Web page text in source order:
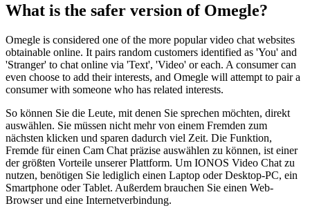
What is the safer version of Omegle?
Omegle is considered one of the more popular video chat websites
obtainable online. It pairs random customers identified as 'You' and
'Stranger' to chat online via 'Text', 'Video' or each. A consumer can
even choose to add their interests, and Omegle will attempt to pair a
consumer with someone who has related interests.
So können Sie die Leute, mit denen Sie sprechen möchten, direkt
auswählen. Sie müssen nicht mehr von einem Fremden zum
nächsten klicken und sparen dadurch viel Zeit. Die Funktion,
Fremde für einen Cam Chat präzise auswählen zu können, ist einer
der größten Vorteile unserer Plattform. Um IONOS Video Chat zu
nutzen, benötigen Sie lediglich einen Laptop oder Desktop-PC, ein
Smartphone oder Tablet. Außerdem brauchen Sie einen Web-
Browser und eine Internetverbindung.